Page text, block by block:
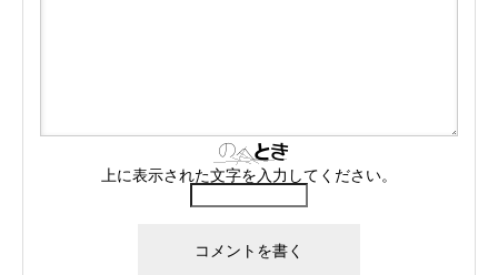
上に表示された文字を入力してください。